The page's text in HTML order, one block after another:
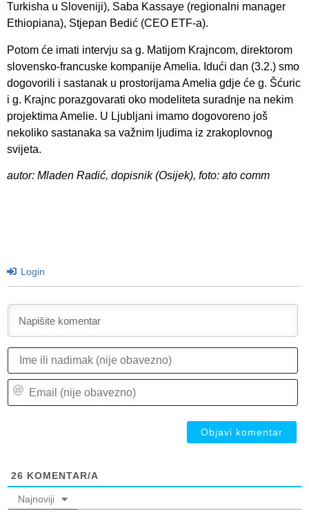
Turkisha u Sloveniji), Saba Kassaye (regionalni manager
Ethiopiana), Stjepan Bedić (CEO ETF-a).
Potom će imati intervju sa g. Matijom Krajncom, direktorom
slovensko-francuske kompanije Amelia. Idući dan (3.2.) smo
dogovorili i sastanak u prostorijama Amelia gdje će g. Šćuric
i g. Krajnc porazgovarati oko modeliteta suradnje na nekim
projektima Amelie. U Ljubljani imamo dogovoreno još
nekoliko sastanaka sa važnim ljudima iz zrakoplovnog
svijeta.
autor: Mladen Radić, dopisnik (Osijek), foto: ato comm
Login
26 KOMENTAR/A
Najnoviji